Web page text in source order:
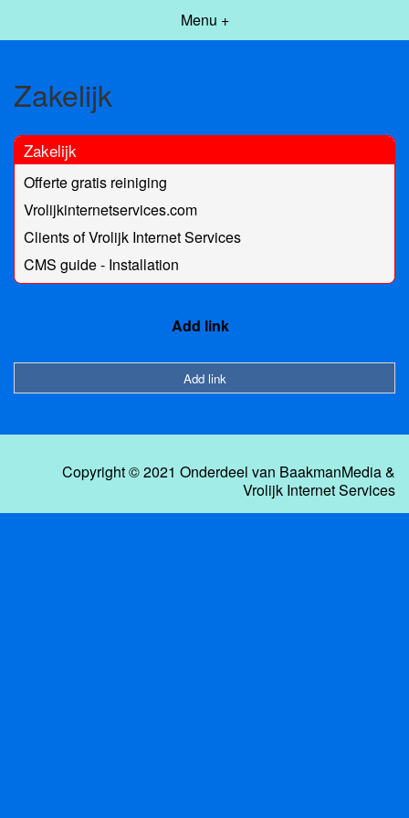
Menu +
Zakelijk
Zakelijk
Offerte gratis reiniging
Vrolijkinternetservices.com
Clients of Vrolijk Internet Services
CMS guide - Installation
Add link
Add link
Copyright © 2021 Onderdeel van BaakmanMedia&
Vrolijk Internet Services